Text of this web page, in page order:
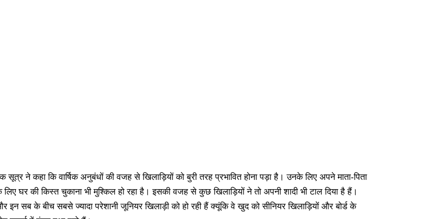
सूत्र ने कहा कि वार्षिक अनुबंधों की वजह से खिलाड़ियों को बुरी तरह प्रभावित होना पड़ा है। उनके लिए अपने माता-पिता
लिए घर की किस्त चुकाना भी मुश्किल हो रहा है। इसकी वजह से कुछ खिलाड़ियों ने तो अपनी शादी भी टाल दिया है हैं।
इन सब के बीच सबसे ज्यादा परेशानी जूनियर खिलाड़ी को हो रही हैं क्यूंकि वे खुद को सीनियर खिलाड़ियों और बोर्ड के